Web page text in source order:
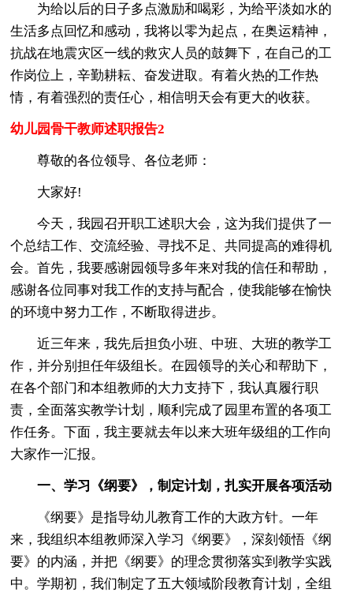
为给以后的日子多点激励和喝彩，为给平淡如水的
生活多点回忆和感动，我将以零为起点，在奥运精神，
抗战在地震灾区一线的救灾人员的鼓舞下，在自己的工
作岗位上，辛勤耕耘、奋发进取。有着火热的工作热
情，有着强烈的责任心，相信明天会有更大的收获。
幼儿园骨干教师述职报告2
尊敬的各位领导、各位老师：
大家好!
今天，我园召开职工述职大会，这为我们提供了一
个总结工作、交流经验、寻找不足、共同提高的难得机
会。首先，我要感谢园领导多年来对我的信任和帮助，
感谢各位同事对我工作的支持与配合，使我能够在愉快
的环境中努力工作，不断取得进步。
近三年来，我先后担负小班、中班、大班的教学工
作，并分别担任年级组长。在园领导的关心和帮助下，
在各个部门和本组教师的大力支持下，我认真履行职
责，全面落实教学计划，顺利完成了园里布置的各项工
作任务。下面，我主要就去年以来大班年级组的工作向
大家作一汇报。
一、学习《纲要》，制定计划，扎实开展各项活动
《纲要》是指导幼儿教育工作的大政方针。一年
来，我组织本组教师深入学习《纲要》，深刻领悟《纲
要》的内涵，并把《纲要》的理念贯彻落实到教学实践
中。学期初，我们制定了五大领域阶段教育计划，全组